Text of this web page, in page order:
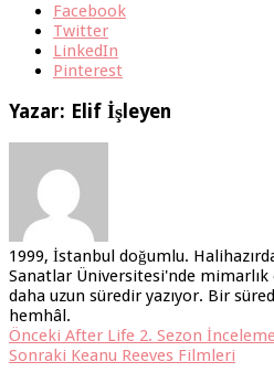
Facebook
Twitter
LinkedIn
Pinterest
Yazar: Elif İşleyen
1999, İstanbul doğumlu.
Sanatlar Üniversitesi'nde
daha uzun süredir yazıyor. Bir
hemhâl.
Önceki After Life 2. Sezon
Sonraki Keanu Reeves Filmleri